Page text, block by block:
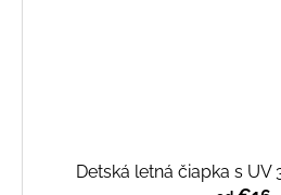
Detská letná čiapka s